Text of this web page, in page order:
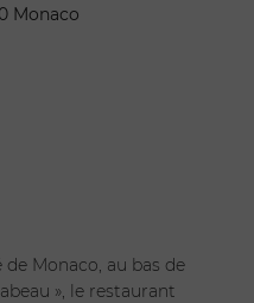
Monaco
Monaco, au bas de
», le restaurant